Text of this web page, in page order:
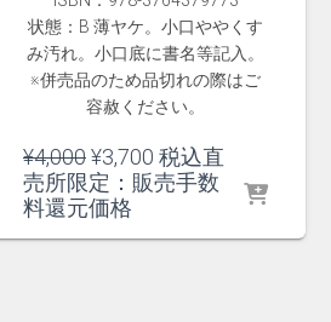
状態：B 薄ヤケ。小口ややくす
み汚れ。小口底に書名等記入。
※併売品のため品切れの際はご
容赦ください。
¥4,000元
の
価
¥3,700 現
在
税込直
売所限定：販売手数
料還元価格